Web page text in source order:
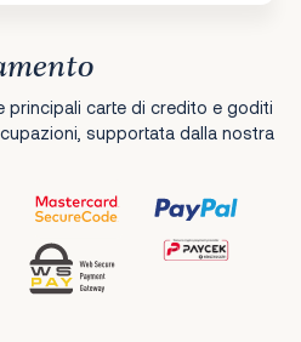
principali carte di credito e goditi
supportata dalla nostra